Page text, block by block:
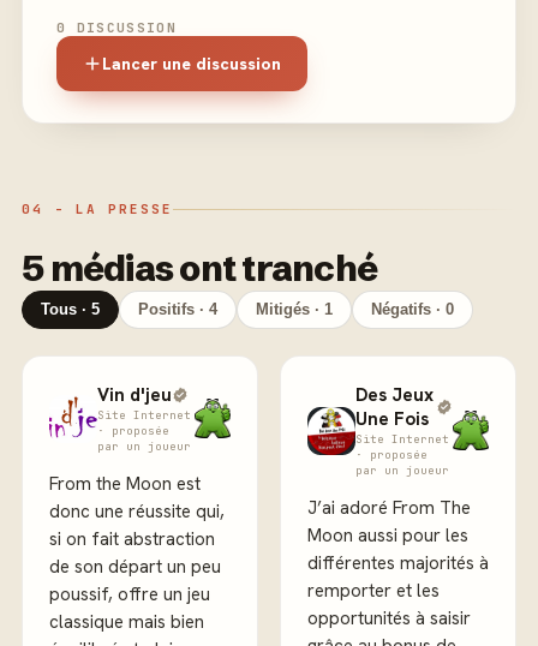
0 DISCUSSION
Lancer une discussion
04 - LA PRESSE
5 médias ont tranché
Tous · 5 Positifs · 4 Mitigés · 1 Négatifs · 0
Vin d'jeu
Site Internet
· proposée
par un joueur
From the Moon est
donc une réussite qui,
si on fait abstraction
de son départ un peu
poussif, offre un jeu
classique mais bien
Des Jeux
Une Fois
Site Internet
· proposée
par un joueur
J’ai adoré From The
Moon aussi pour les
différentes majorités à
remporter et les
opportunités à saisir